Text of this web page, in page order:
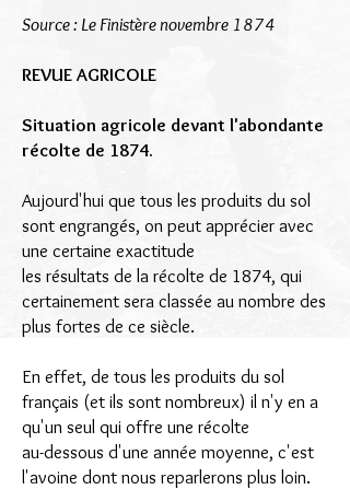
Source : Le Finistère novembre 1874
REVUE AGRICOLE
Situation agricole devant l'abondante
récolte de 1874.
Aujourd'hui que tous les produits du sol
sont engrangés, on peut apprécier avec
une certaine exactitude
les résultats de la récolte de 1874, qui
certainement sera classée au nombre des
plus fortes de ce siècle.
En effet, de tous les produits du sol
français (et ils sont nombreux) il n'y en a
qu'un seul qui offre une récolte
au-dessous d'une année moyenne, c'est
l'avoine dont nous reparlerons plus loin.